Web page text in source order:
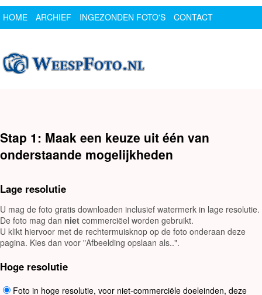
HOME ARCHIEF INGEZONDEN FOTO'S
CONTACT
Stap 1: Maak een keuze uit één van
onderstaande mogelijkheden
Lage resolutie
U mag de foto gratis downloaden inclusief watermerk in lage resolutie.
De foto mag dan niet commerciëel worden gebruikt.
U klikt hiervoor met de rechtermuisknop op de foto onderaan deze
pagina. Kies dan voor "Afbeelding opslaan als..".
Hoge resolutie
Foto in hoge resolutie, voor niet-commerciële doeleinden, deze